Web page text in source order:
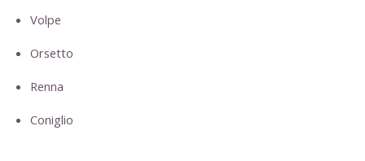
Volpe
Orsetto
Renna
Coniglio